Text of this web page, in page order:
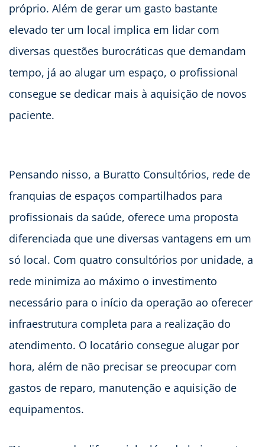
próprio. Além de gerar um gasto bastante
elevado ter um local implica em lidar com
diversas questões burocráticas que demandam
tempo, já ao alugar um espaço, o profissional
consegue se dedicar mais à aquisição de novos
paciente.
Pensando nisso, a Buratto Consultórios, rede de
franquias de espaços compartilhados para
profissionais da saúde, oferece uma proposta
diferenciada que une diversas vantagens em um
só local. Com quatro consultórios por unidade, a
rede minimiza ao máximo o investimento
necessário para o início da operação ao oferecer
infraestrutura completa para a realização do
atendimento. O locatário consegue alugar por
hora, além de não precisar se preocupar com
gastos de reparo, manutenção e aquisição de
equipamentos.